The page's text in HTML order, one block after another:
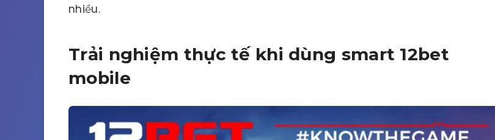
nhiều.
Trải nghiệm thực tế khi dùng smart 12bet
mobile